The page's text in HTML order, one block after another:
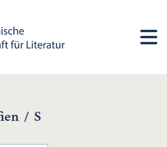
/ S